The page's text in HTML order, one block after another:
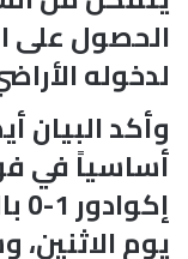
الحصول على
لدخوله
وأكد البيان
أساسياً في
يوم